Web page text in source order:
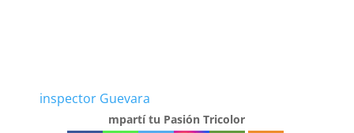
inspector Guevara
mpartí tu Pasión Tricolor